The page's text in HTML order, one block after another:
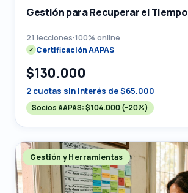
Gestión para Recuperar el Tiempo
21 lecciones·100% online
Certificación AAPAS
$130.000
2 cuotas sin interés de $65.000
Socios AAPAS: $104.000 (−20%)
Gestión y Herramientas